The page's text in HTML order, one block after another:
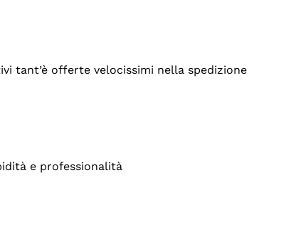
tant’è offerte velocissimi nella spedizione
e professionalità